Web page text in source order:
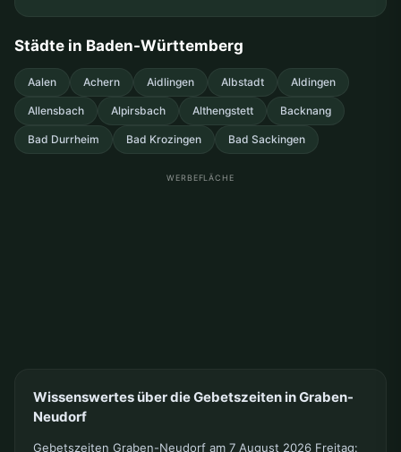
Städte in Baden-Württemberg
Aalen Achern Aidlingen Albstadt Aldingen
Allensbach Alpirsbach Althengstett Backnang
Bad Durrheim Bad Krozingen Bad Sackingen
WERBEFLÄCHE
Wissenswertes über die Gebetszeiten in Graben-
Neudorf
Gebetszeiten Graben-Neudorf am 7 August 2026 Freitag: